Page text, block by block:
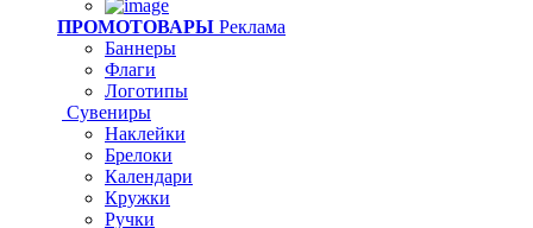
ПРОМОТОВАРЫ Реклама
Баннеры
Флаги
Логотипы
Сувениры
Наклейки
Брелоки
Календари
Кружки
Ручки